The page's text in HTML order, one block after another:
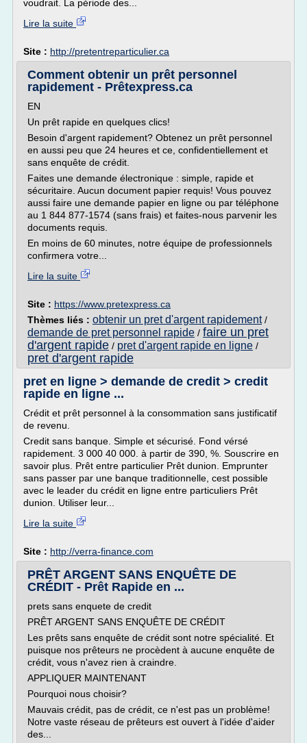
voudrait. La période des...
Lire la suite
Site : http://pretentreparticulier.ca
Comment obtenir un prêt personnel
rapidement - Prêtexpress.ca
EN
Un prêt rapide en quelques clics!
Besoin d'argent rapidement? Obtenez un prêt personnel
en aussi peu que 24 heures et ce, confidentiellement et
sans enquête de crédit.
Faites une demande électronique : simple, rapide et
sécuritaire. Aucun document papier requis! Vous pouvez
aussi faire une demande papier en ligne ou par téléphone
au 1 844 877-1574 (sans frais) et faites-nous parvenir les
documents requis.
En moins de 60 minutes, notre équipe de professionnels
confirmera votre...
Lire la suite
Site : https://www.pretexpress.ca
Thèmes liés : obtenir un pret d'argent rapidement/
demande de pret personnel rapide / faire un pret
d'argent rapide / pret d'argent rapide en ligne /
pret d'argent rapide
pret en ligne > demande de credit > credit
rapide en ligne ...
Crédit et prêt personnel à la consommation sans justificatif
de revenu.
Credit sans banque. Simple et sécurisé. Fond vérsé
rapidement. 3 000 40 000. à partir de 390, %. Souscrire en
savoir plus. Prêt entre particulier Prêt dunion. Emprunter
sans passer par une banque traditionnelle, cest possible
avec le leader du crédit en ligne entre particuliers Prêt
dunion. Utiliser leur...
Lire la suite
Site : http://verra-finance.com
PRÊT ARGENT SANS ENQUÊTE DE
CRÉDIT - Prêt Rapide en ...
prets sans enquete de credit
PRÊT ARGENT SANS ENQUÊTE DE CRÉDIT
Les prêts sans enquête de crédit sont notre spécialité. Et
puisque nos prêteurs ne procèdent à aucune enquête de
crédit, vous n'avez rien à craindre.
APPLIQUER MAINTENANT
Pourquoi nous choisir?
Mauvais crédit, pas de crédit, ce n'est pas un problème!
Notre vaste réseau de prêteurs est ouvert à l'idée d'aider
des...